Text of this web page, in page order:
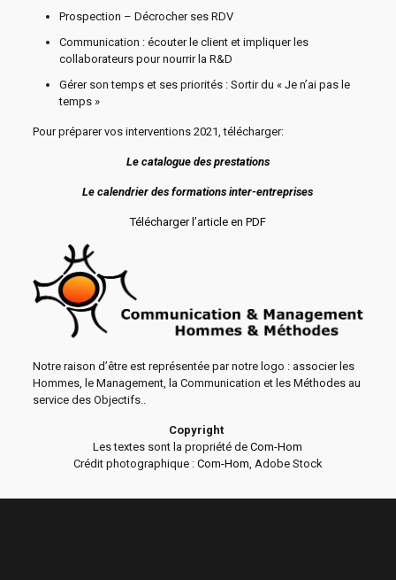
Prospection – Décrocher ses RDV
Communication : écouter le client et impliquer les
collaborateurs pour nourrir la R&D
Gérer son temps et ses priorités : Sortir du « Je n’ai pas le
temps »
Pour préparer vos interventions 2021, télécharger:
Le catalogue des prestations
Le calendrier des formations inter-entreprises
Télécharger l’article en PDF
Notre raison d’être est représentée par notre logo : associer les
Hommes, le Management, la Communication et les Méthodes au
service des Objectifs..
Copyright
Les textes sont la propriété deCom-Hom
Crédit photographique : Com-Hom , Adobe Stock